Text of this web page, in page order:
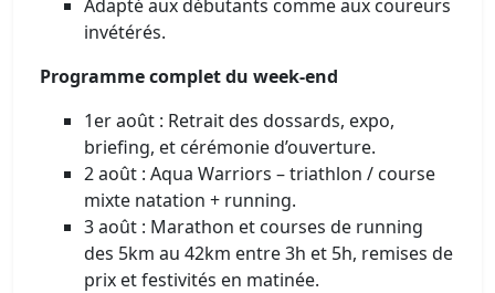
Adapté aux débutants comme aux coureurs
invétérés.
Programme complet du week‑end
1er août : Retrait des dossards, expo,
briefing, et cérémonie d’ouverture.
2 août : Aqua Warriors – triathlon / course
mixte natation + running.
3 août : Marathon et courses de running
des 5km au 42km entre 3h et 5h, remises de
prix et festivités en matinée.